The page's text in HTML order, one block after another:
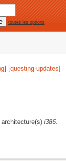
toutes les options
] [questing-updates]
i386.